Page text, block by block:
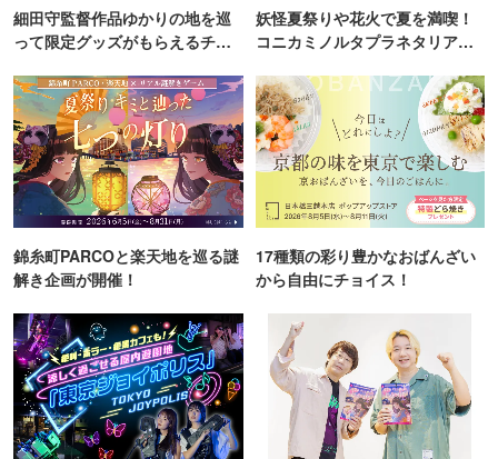
細田守監督作品ゆかりの地を巡
って限定グッズがもらえるチャ
妖怪夏祭りや花火で夏を満喫！
コニカミノルタプラネタリア
錦糸町PARCOと楽天地を巡る謎
解き企画が開催！
17種類の彩り豊かなおばんざい
から自由にチョイス！